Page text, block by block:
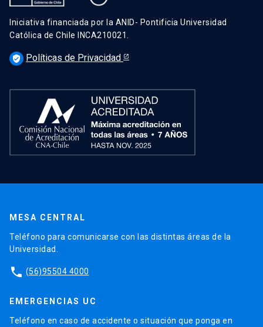
Iniciativa financiada por la ANID- Pontificia Universidad
Católica de Chile INCA210021.
verified_user Políticas de Privacidad
MESA CENTRAL
Teléfono para comunicarse con las distintas áreas de la
Universidad.
phone (56)95504 4000
EMERGENCIAS UC
Teléfono en caso de accidente o situación que ponga en